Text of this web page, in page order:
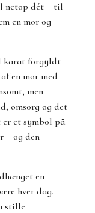
netop dét – til
en mor og
karat forgyldt
en mor med
men
omsorg og det
er et symbol på
– og den
en
hver dag.
stille